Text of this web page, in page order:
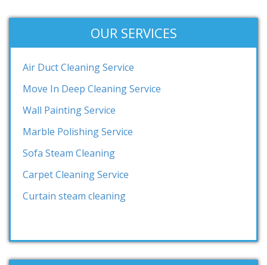
OUR SERVICES
Air Duct Cleaning Service
Move In Deep Cleaning Service
Wall Painting Service
Marble Polishing Service
Sofa Steam Cleaning
Carpet Cleaning Service
Curtain steam cleaning